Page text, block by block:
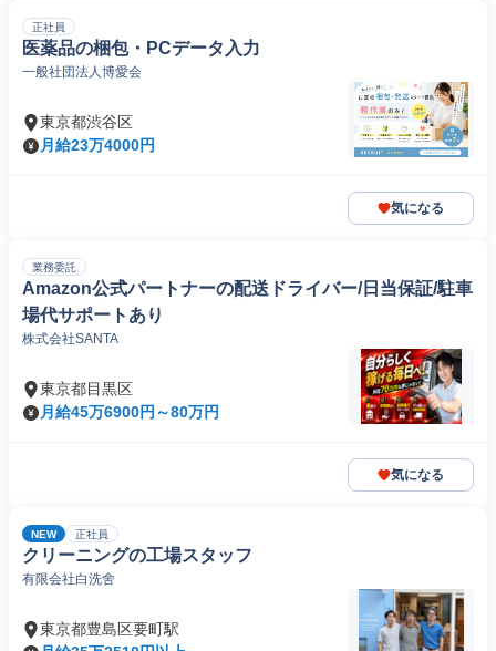
正社員
医薬品の梱包・PCデータ入力
一般社団法人博愛会
東京都渋谷区
月給23万4000円
気になる
業務委託
Amazon公式パートナーの配送ドライバー/日当保証/駐車
場代サポートあり
株式会社SANTA
東京都目黒区
月給45万6900円～80万円
気になる
NEW 正社員
クリーニングの工場スタッフ
有限会社白洗舍
東京都豊島区要町駅